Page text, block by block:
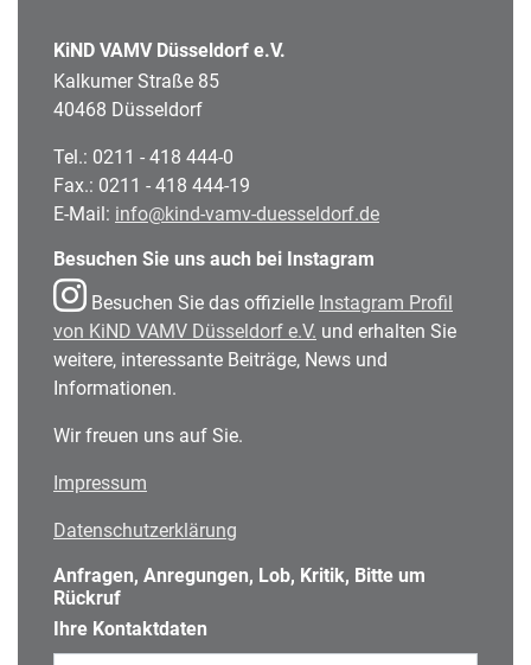
KiND VAMV Düsseldorf e.V.
Kalkumer Straße 85
40468 Düsseldorf
Tel.: 0211 - 418 444-0
Fax.: 0211 - 418 444-19
E-Mail: info@kind-vamv-duesseldorf.de
Besuchen Sie uns auch bei Instagram
Besuchen Sie das offizielle Instagram Profil
von KiND VAMV Düsseldorf e.V. und erhalten Sie
weitere, interessante Beiträge, News und
Informationen.
Wir freuen uns auf Sie.
Impressum
Datenschutzerklärung
Anfragen, Anregungen, Lob, Kritik, Bitte um
Rückruf
Ihre Kontaktdaten